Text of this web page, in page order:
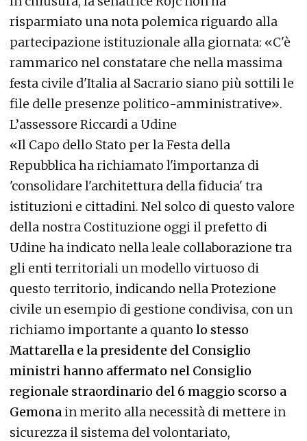
risparmiato una nota polemica riguardo alla
partecipazione istituzionale alla giornata: «C'è
rammarico nel constatare che nella massima
festa civile d'Italia al Sacrario siano più sottili le
file delle presenze politico-amministrative».
L’assessore Riccardi a Udine
«Il Capo dello Stato per la Festa della
Repubblica ha richiamato l'importanza di
'consolidare l'architettura della fiducia' tra
istituzioni e cittadini. Nel solco di questo valore
della nostra Costituzione oggi il prefetto di
Udine ha indicato nella leale collaborazione tra
gli enti territoriali un modello virtuoso di
questo territorio, indicando nella Protezione
civile un esempio di gestione condivisa, con un
richiamo importante a quanto lo stesso
Mattarella e la presidente del Consiglio
ministri hanno affermato nel Consiglio
regionale straordinario del 6 maggio scorso a
Gemonain merito alla necessità di mettere in
sicurezza il sistema del volontariato,